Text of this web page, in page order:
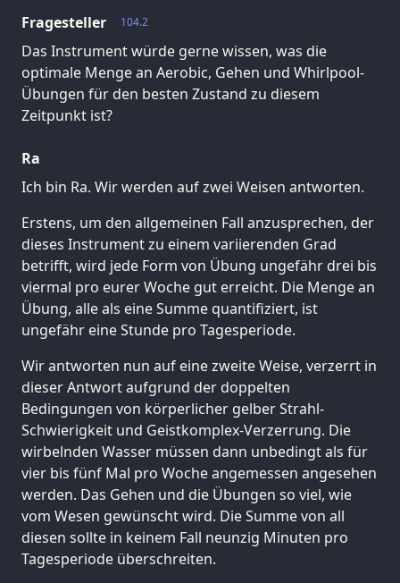
104.2
Fragesteller
Das Instrument würde gerne wissen, was die
optimale Menge an Aerobic, Gehen und Whirlpool-
Übungen für den besten Zustand zu diesem
Zeitpunkt ist?
Ra
Ich bin Ra. Wir werden auf zwei Weisen antworten.
Erstens, um den allgemeinen Fall anzusprechen, der
dieses Instrument zu einem variierenden Grad
betrifft, wird jede Form von Übung ungefähr drei bis
viermal pro eurer Woche gut erreicht. Die Menge an
Übung, alle als eine Summe quantifiziert, ist
ungefähr eine Stunde pro Tagesperiode.
Wir antworten nun auf eine zweite Weise, verzerrt in
dieser Antwort aufgrund der doppelten
Bedingungen von körperlicher gelber Strahl-
Schwierigkeit und Geistkomplex-Verzerrung. Die
wirbelnden Wasser müssen dann unbedingt als für
vier bis fünf Mal pro Woche angemessen angesehen
werden. Das Gehen und die Übungen so viel, wie
vom Wesen gewünscht wird. Die Summe von all
diesen sollte in keinem Fall neunzig Minuten pro
Tagesperiode überschreiten.